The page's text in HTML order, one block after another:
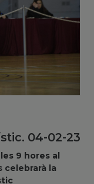
04-02-23
9 hores al
celebrarà la